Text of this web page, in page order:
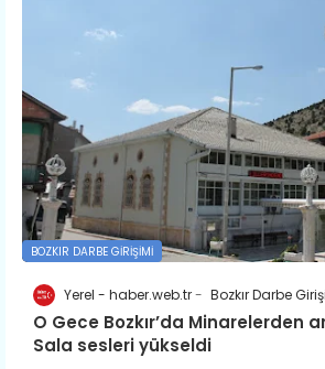
BOZKIR DARBE GIRIŞIMI
Yerel - haber.web.tr Bozkır Darbe
O Gece Bozkır’da Minarelerden
Sala sesleri yükseldi